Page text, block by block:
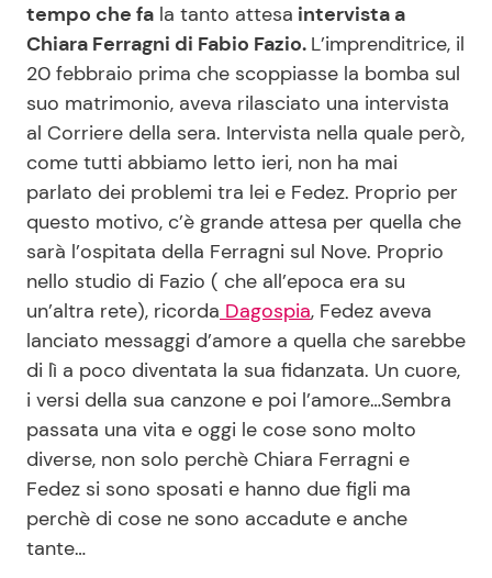
Moda e Style
Mondo Mamma
News benessere
Salute
Viaggi e Turismo
Festività
Dolci
Le Ricette in TV
Primi Piatti
Ricette Facili e Veloci
Ricette Feste
Ricette per Bambini
Seguici
Info
tempo che fa la tanto attesa intervista a
Chiara Ferragni di Fabio Fazio. L’imprenditrice, il
20 febbraio prima che scoppiasse la bomba sul
suo matrimonio, aveva rilasciato una intervista
al Corriere della sera. Intervista nella quale però,
come tutti abbiamo letto ieri, non ha mai
parlato dei problemi tra lei e Fedez. Proprio per
questo motivo, c’è grande attesa per quella che
sarà l’ospitata della Ferragni sul Nove. Proprio
nello studio di Fazio ( che all’epoca era su
un’altra rete), ricorda Dagospia, Fedez aveva
lanciato messaggi d’amore a quella che sarebbe
di lì a poco diventata la sua fidanzata. Un cuore,
i versi della sua canzone e poi l’amore…Sembra
passata una vita e oggi le cose sono molto
diverse, non solo perchè Chiara Ferragni e
Fedez si sono sposati e hanno due figli ma
perchè di cose ne sono accadute e anche
tante…